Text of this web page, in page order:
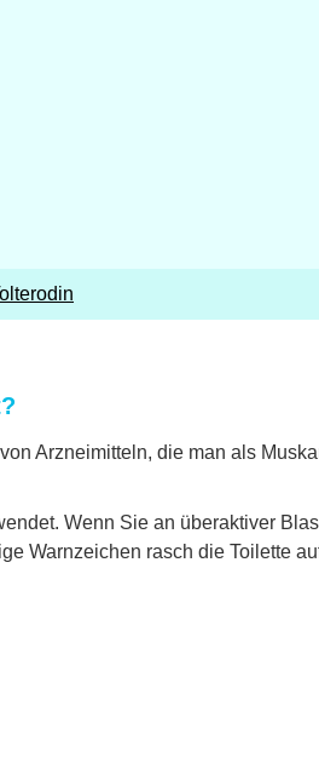
Arzneimitteln, die man als
Wenn Sie an überaktiver
Warnzeichen rasch die Toilette